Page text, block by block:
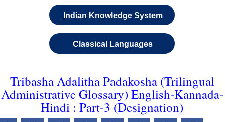
Indian Knowledge System
Classical Languages
Tribasha Adalitha Padakosha (Trilingual
Administrative Glossary) English-Kannada-
Hindi : Part-3 (Designation)